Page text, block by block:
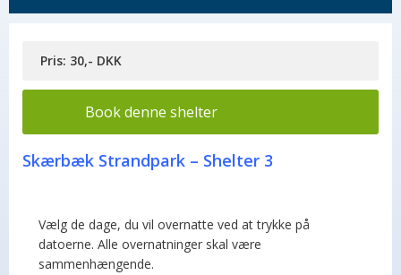
Pris: 30,- DKK
Book denne shelter
Skærbæk Strandpark – Shelter 3
Vælg de dage, du vil overnatte ved at trykke på
datoerne. Alle overnatninger skal være
sammenhængende.